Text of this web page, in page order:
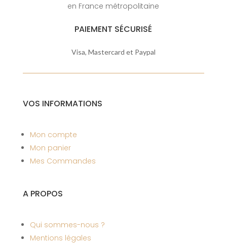
en France métropolitaine
PAIEMENT SÉCURISÉ
Visa, Mastercard et Paypal
VOS INFORMATIONS
Mon compte
Mon panier
Mes Commandes
A PROPOS
Qui sommes-nous ?
Mentions légales